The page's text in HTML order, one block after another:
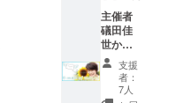
クリニカル
コーディ
ネーター歴1
５年。
主催者
礒田佳
世から
の サン
キュー
メール
支援
者：
7人